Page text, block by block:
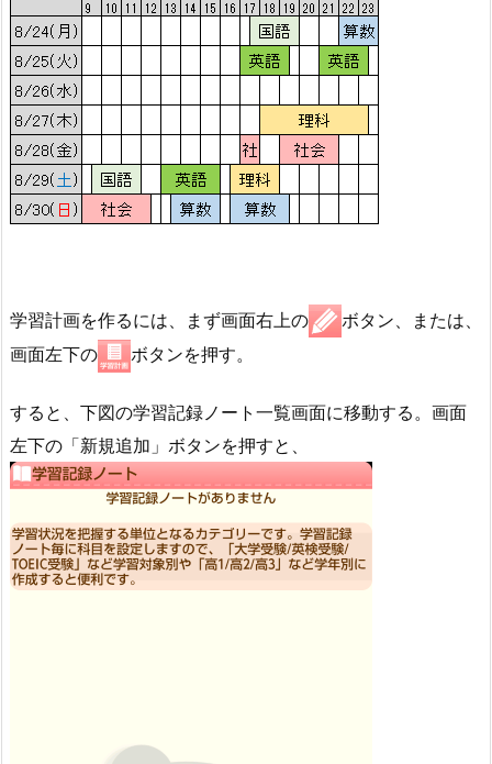
学習計画を作るには、まず画面右上の
ボタン、または、
画面左下の
ボタンを押す。
すると、下図の学習記録ノート一覧画面に移動する。画面
左下の「新規追加」ボタンを押すと、